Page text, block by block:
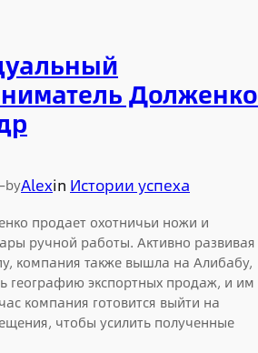
Долженко
byAlexin Истории успеха
продает охотничьи ножи и
ручной работы. Активно развивая
компания также вышла на Алибабу,
географию экспортных продаж, и им
компания готовится выйти на
чтобы усилить полученные